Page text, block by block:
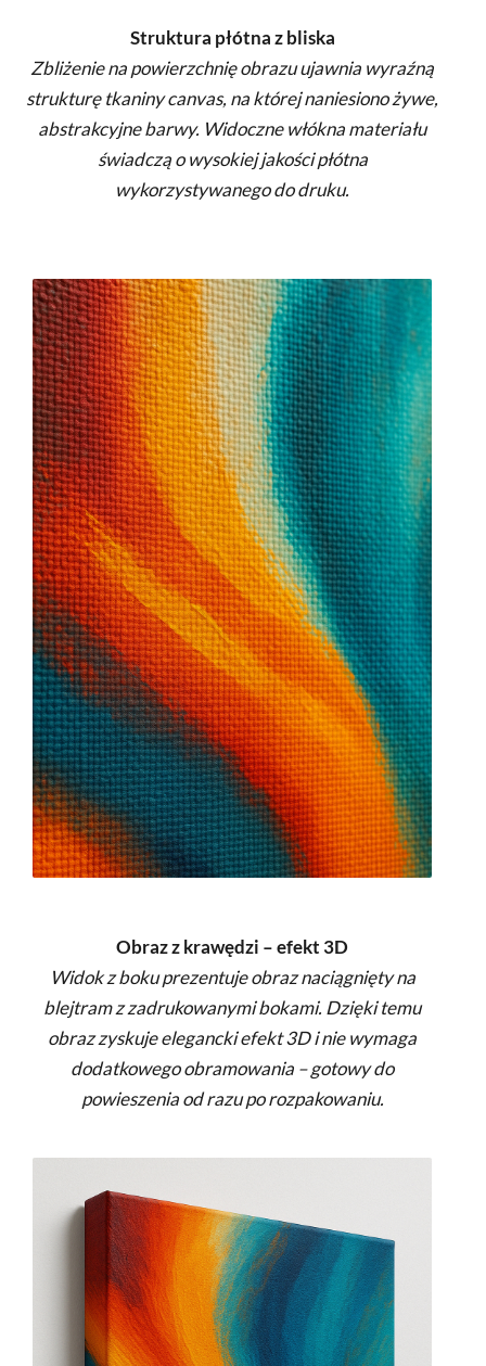
Struktura płótna z bliska
Zbliżenie na powierzchnię obrazu ujawnia wyraźną
strukturę tkaniny canvas, na której naniesiono żywe,
abstrakcyjne barwy. Widoczne włókna materiału
świadczą o wysokiej jakości płótna
wykorzystywanego do druku.
Obraz z krawędzi – efekt 3D
Widok z boku prezentuje obraz naciągnięty na
blejtram z zadrukowanymi bokami. Dzięki temu
obraz zyskuje elegancki efekt 3D i nie wymaga
dodatkowego obramowania – gotowy do
powieszenia od razu po rozpakowaniu.